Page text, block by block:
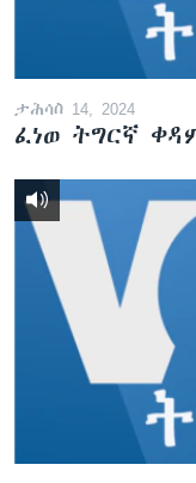
ታሕሳስ 14, 2024
ፈነወ ትግርኛ